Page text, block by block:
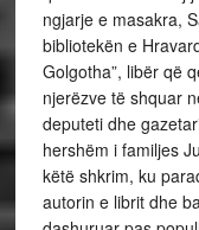
ngjarje e masakra,
bibliotekën e
Golgotha”, libër që
njerëzve të shquar
deputeti dhe
hershëm i familjes
këtë shkrim, ku
autorin e librit dhe